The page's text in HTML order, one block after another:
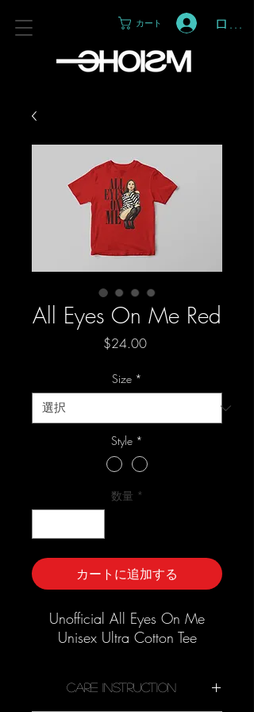
カート ログイ
All Eyes On Me Red
$24.00価
Size *
Style *
数量 *
カートに追加する
Unofficial All Eyes On Me
Unisex Ultra Cotton Tee
Care Instruction